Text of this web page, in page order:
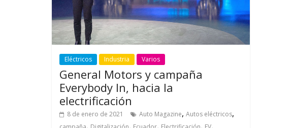
Eléctricos Industria Varios
General Motors y campaña
Everybody In, hacia la
electrificación
8 de enero de 2021 Auto Magazine, Autos eléctricos,